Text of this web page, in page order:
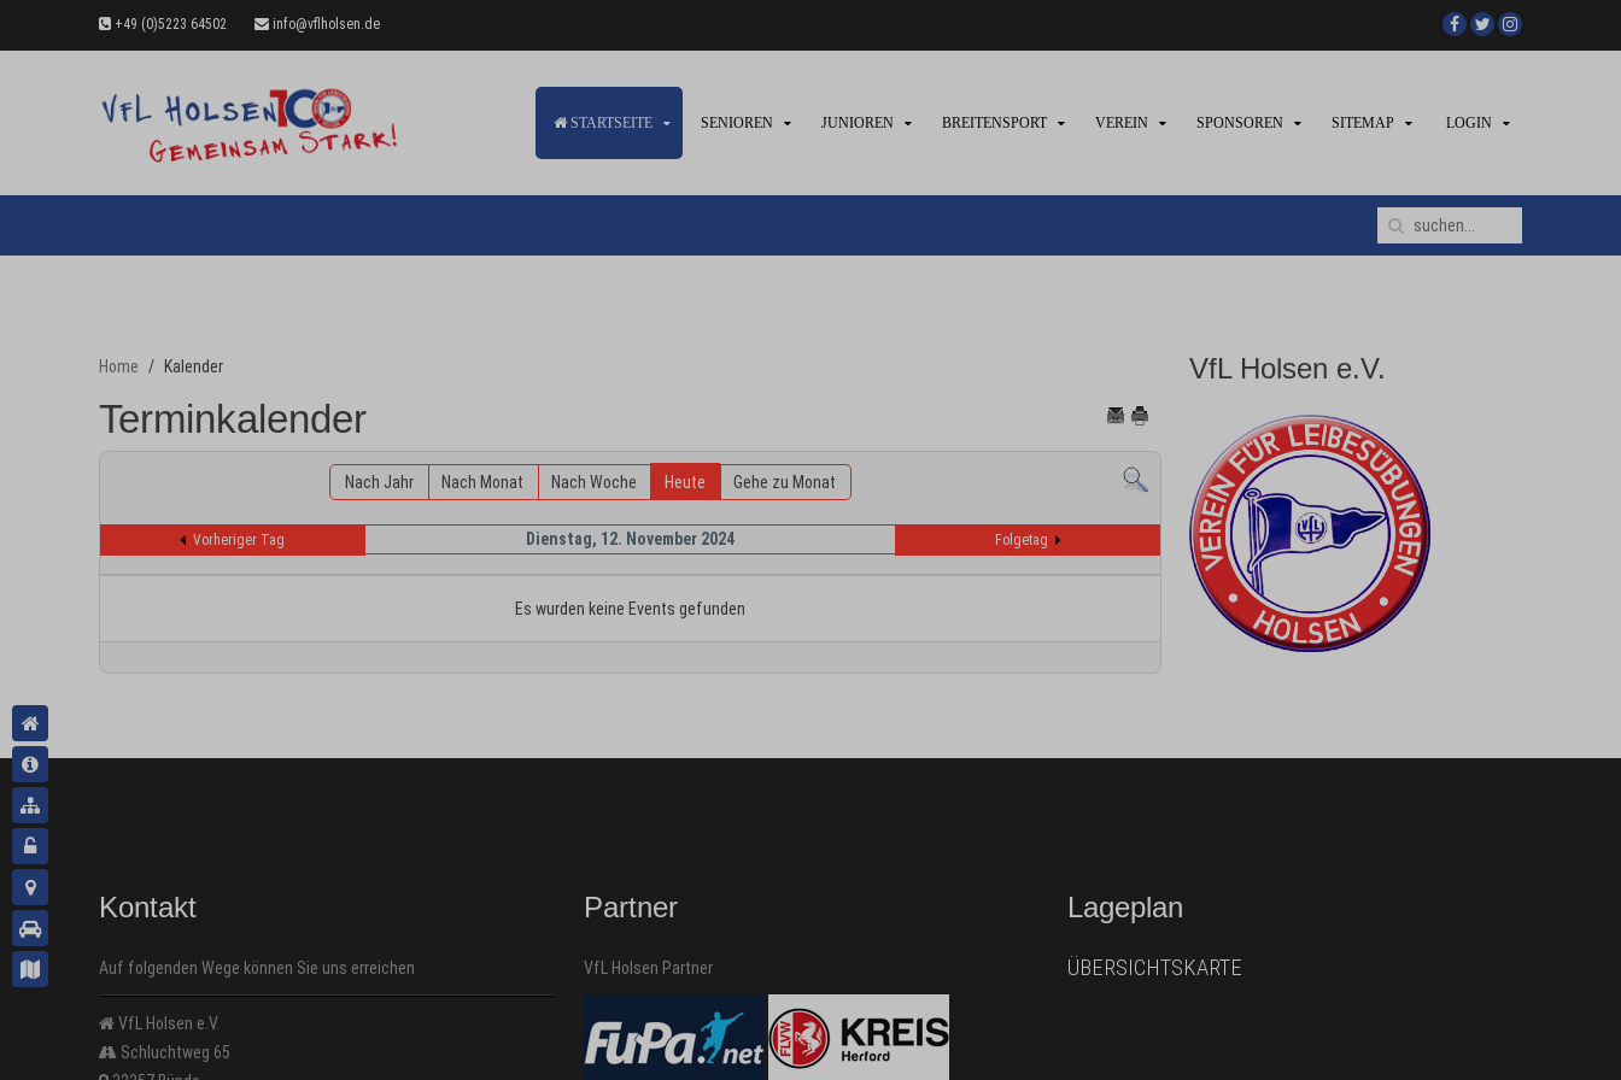
+49 (0)5223 64502 info@vflholsen.de
STARTSEITE SENIOREN JUNIOREN BREITENSPORT VEREIN SPONSOREN SITEMAP LOGIN
Home Kalender
Terminkalender
Nach Jahr Nach Monat Nach Woche Heute Gehe zu Monat
Vorheriger Tag Dienstag, 12. November 2024 Folgetag
Es wurden keine Events gefunden
VfL Holsen e.V.
Kontakt
Auf folgenden Wege können Sie uns erreichen
VfL Holsen e.V.
Schluchtweg 65
Partner
VfL Holsen Partner
Lageplan
ÜBERSICHTSKARTE